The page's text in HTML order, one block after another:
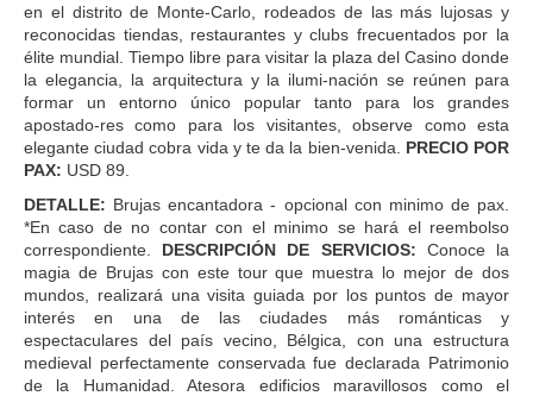
en el distrito de Monte-Carlo, rodeados de las más lujosas y
reconocidas tiendas, restaurantes y clubs frecuentados por la
élite mundial. Tiempo libre para visitar la plaza del Casino donde
la elegancia, la arquitectura y la ilumi-nación se reúnen para
formar un entorno único popular tanto para los grandes
apostado-res como para los visitantes, observe como esta
elegante ciudad cobra vida y te da la bien-venida. PRECIO POR
PAX: USD 89.
DETALLE: Brujas encantadora - opcional con minimo de pax.
*En caso de no contar con el minimo se hará el reembolso
correspondiente. DESCRIPCIÓN DE SERVICIOS: Conoce la
magia de Brujas con este tour que muestra lo mejor de dos
mundos, realizará una visita guiada por los puntos de mayor
interés en una de las ciudades más románticas y
espectaculares del país vecino, Bélgica, con una estructura
medieval perfectamente conservada fue declarada Patrimonio
de la Humanidad. Atesora edificios maravillosos como el